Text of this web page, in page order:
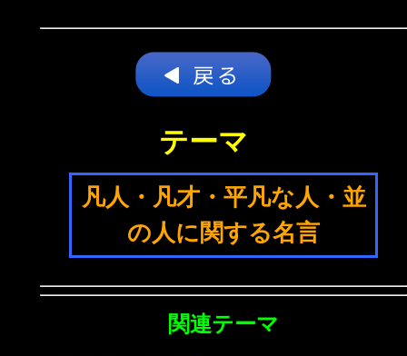
テーマ
凡人・凡才・平凡な人・並
の人に関する名言
関連テーマ